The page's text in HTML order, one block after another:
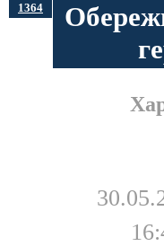
1364